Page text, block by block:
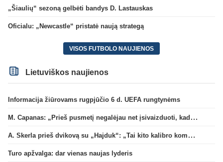
„Šiaulių“ sezoną gelbėti bandys D. Lastauskas
Oficialu: „Newcastle“ pristatė naują strategą
VISOS FUTBOLO NAUJIENOS
Lietuviškos naujienos
Informacija žiūrovams rugpjūčio 6 d. UEFA rungtynėms
M. Capanas: „Prieš pusmetį negalėjau net įsivaizduoti, kad žaisime prieš „Hajduk“
A. Skerla prieš dvikovą su „Hajduk“: „Tai kito kalibro komanda“
Turo apžvalga: dar vienas naujas lyderis